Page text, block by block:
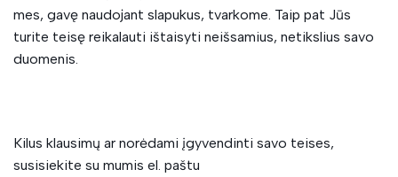
mes, gavę naudojant slapukus, tvarkome. Taip pat Jūs
turite teisę reikalauti ištaisyti neišsamius, netikslius savo
duomenis.
Kilus klausimų ar norėdami įgyvendinti savo teises,
susisiekite su mumis el. paštu